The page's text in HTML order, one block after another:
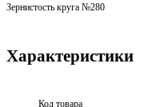
Зернистость круга №280
Характеристики
Код товара